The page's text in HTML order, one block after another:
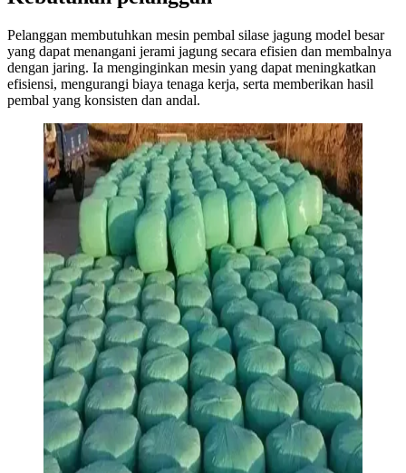
Pelanggan membutuhkan mesin pembal silase jagung model besar
yang dapat menangani jerami jagung secara efisien dan membalnya
dengan jaring. Ia menginginkan mesin yang dapat meningkatkan
efisiensi, mengurangi biaya tenaga kerja, serta memberikan hasil
pembal yang konsisten dan andal.